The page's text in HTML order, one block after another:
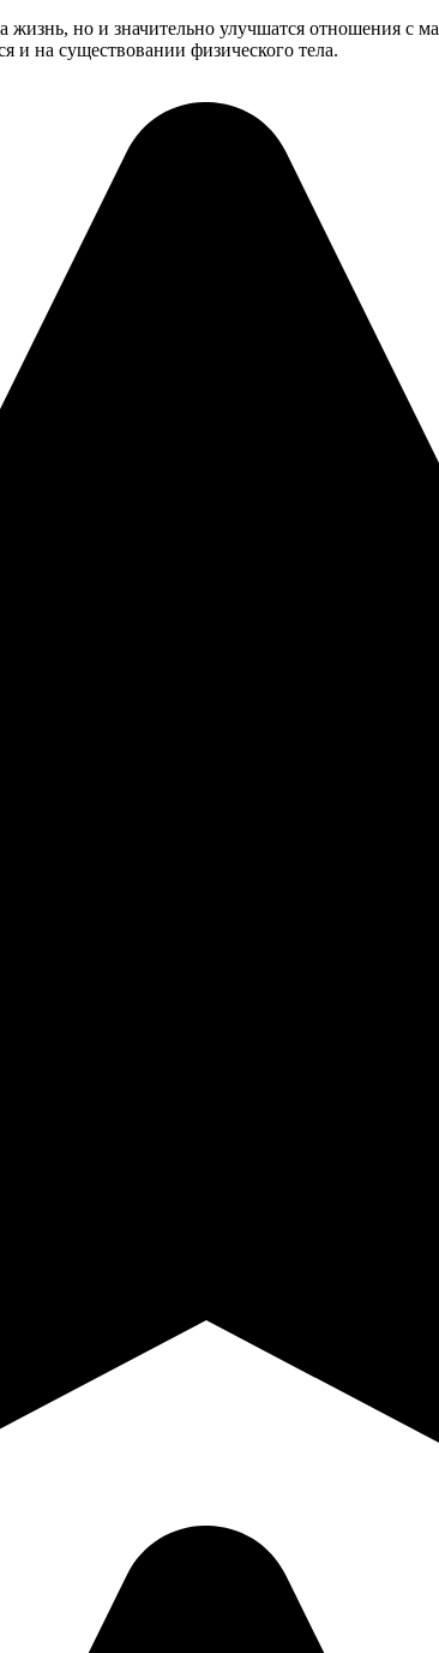
жизнь, но и значительно улучшатся отношения
и на существовании физического тела.